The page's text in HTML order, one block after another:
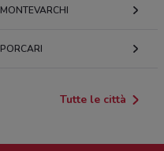
MONTEVARCHI
PORCARI
Tutte le città